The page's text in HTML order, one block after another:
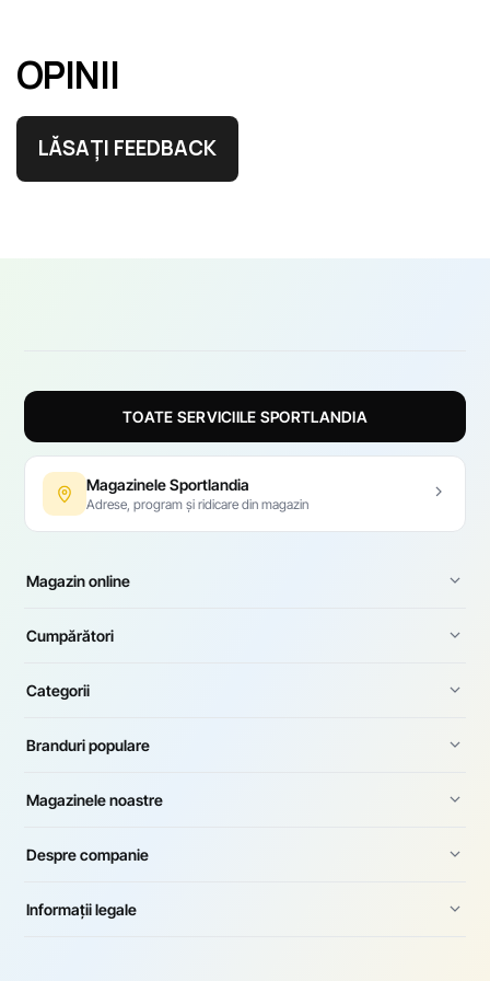
OPINII
LĂSAȚI FEEDBACK
TOATE SERVICIILE SPORTLANDIA
Magazinele Sportlandia
Adrese, program și ridicare din magazin
Magazin online
Cumpărători
Categorii
Branduri populare
Magazinele noastre
Despre companie
Informații legale